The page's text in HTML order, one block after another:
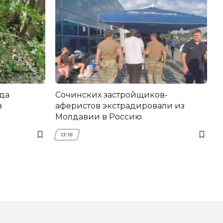
Сочинских застройщиков-
аферистов экстрадировали из
Молдавии в Россию
13:16